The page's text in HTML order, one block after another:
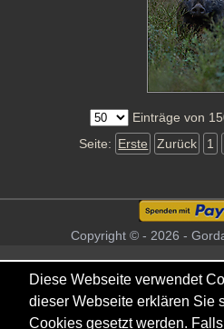
Einträge von
Seite: Erste Zurück 1
Copyright © - 2026 -
Diese Webseite verwendet
dieser Webseite erklären Sie
Cookies gesetzt werden.